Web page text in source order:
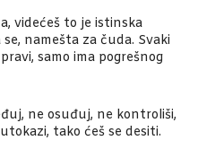
videćeš to je istinska
namešta za čuda. Svaki
samo ima pogrešnog
ne osuđuj, ne kontroliši,
tako ćeš se desiti.